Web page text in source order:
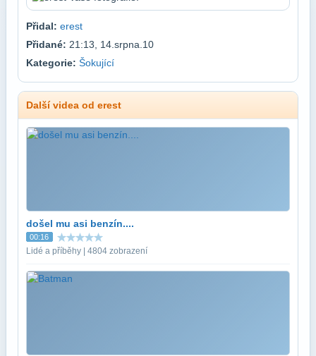
Přidal: erest
Přidané: 21:13, 14.srpna.10
Kategorie: Šokující
Další videa od erest
došel mu asi benzín....
00:16
Lidé a příběhy | 4804 zobrazení